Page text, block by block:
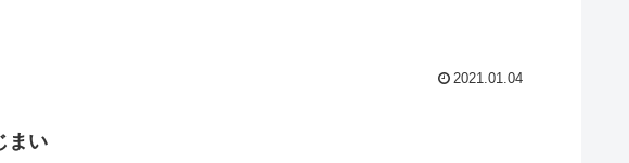
2021.01.04
まい